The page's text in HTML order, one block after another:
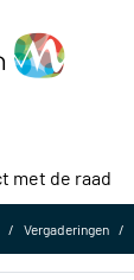
met de raad
Vergaderingen